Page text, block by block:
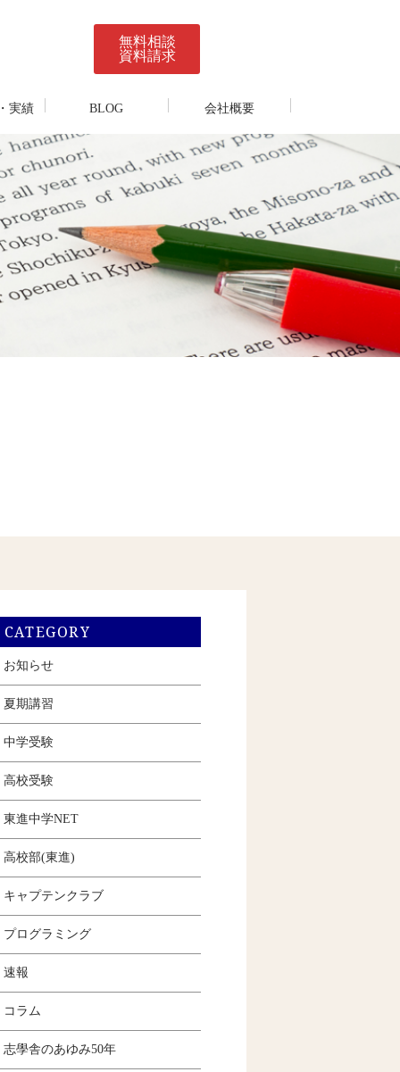
無料相談
資料請求
実績 BLOG 会社概要
CATEGORY
お知らせ
夏期講習
中学受験
高校受験
東進中学NET
高校部(東進)
キャプテンクラブ
プログラミング
速報
コラム
志學舎のあゆみ50年